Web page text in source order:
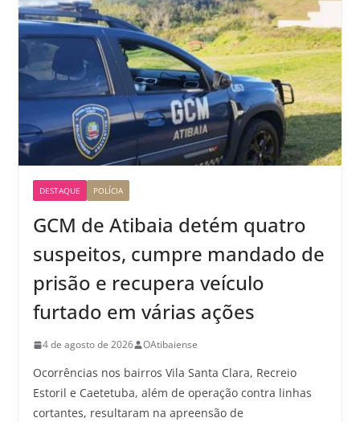
DESTAQUE POLÍCIA
GCM de Atibaia detém quatro
suspeitos, cumpre mandado de
prisão e recupera veículo
furtado em várias ações
4 de agosto de 2026 OAtibaiense
Ocorrências nos bairros Vila Santa Clara, Recreio
Estoril e Caetetuba, além de operação contra linhas
cortantes, resultaram na apreensão de